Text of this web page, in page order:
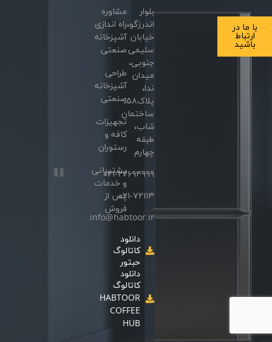
با ما در
ارتباط
باشید
بلوار
اندرزگو،
خیابان
سلیمی
جنوبی،
میدان
ندا،
پلاک۵۸،
ساختمان
شاب،
طبقه
چهارم
۰۲۱-۲۲۶۹۴۹۹۹
۰۲۱-۷۲۱۱۳
info@habtoor.ir
دانلود
کاتالوگ
حبتور
دانلود
کاتالوگ
HABTOOR
COFFEE
HUB
مشاوره
راه اندازی
آشپزخانه
صنعتی
طراحی
آشپزخانه
صنعتی
تجهیزات
کافه و
رستوران
پشتیبانی
و خدمات
پس از
فروش